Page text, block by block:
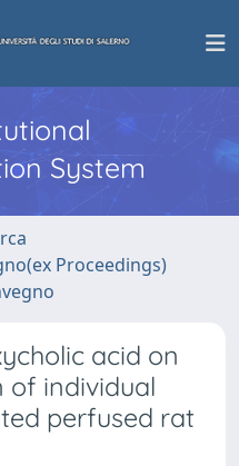
System
Proceedings)
acid on
of individual
perfused rat